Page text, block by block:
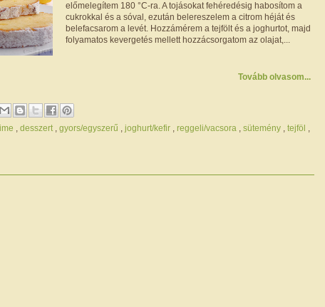
előmelegítem 180 °C-ra. A tojásokat fehéredésig habosítom a
cukrokkal és a sóval, ezután belereszelem a citrom héját és
belefacsarom a levét. Hozzámérem a tejfölt és a joghurtot, majd
folyamatos kevergetés mellett hozzácsorgatom az olajat,...
Tovább olvasom...
desszert gyors/egyszerű joghurt/kefir reggeli/vacsora sütemény tejföl